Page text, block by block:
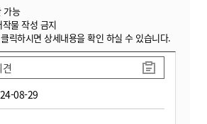
가능
물 작성 금지
릭하시면 상세내용을 확인 하실 수 있습니다.
08-29